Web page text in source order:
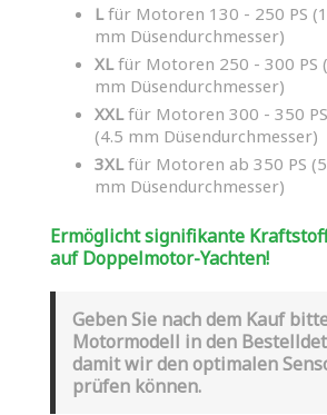
Lfür Motoren 130 - 250 PS
mm Düsendurchmesser)
XLfür Motoren 250 - 300 PS
mm Düsendurchmesser)
XXLfür Motoren 300 - 350
(4.5 mm Düsendurchmesser)
3XLfür Motoren ab 350 PS
mm Düsendurchmesser)
Ermöglicht signifikante
auf Doppelmotor-Yachten!
Geben Sie nach dem Kauf
Motormodell in den
damit wir den optimalen
prüfen können.